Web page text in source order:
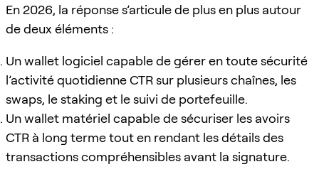
En 2026, la réponse s’articule de plus en plus autour
de deux éléments :
Un wallet logiciel capable de gérer en toute sécurité
l’activité quotidienne CTR sur plusieurs chaînes, les
swaps, le staking et le suivi de portefeuille.
Un wallet matériel capable de sécuriser les avoirs
CTR à long terme tout en rendant les détails des
transactions compréhensibles avant la signature.